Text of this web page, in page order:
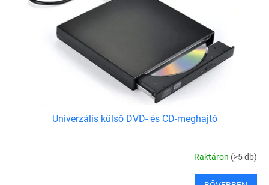
Univerzális külső DVD- és CD-meghajtó
Raktáron (>5 db)